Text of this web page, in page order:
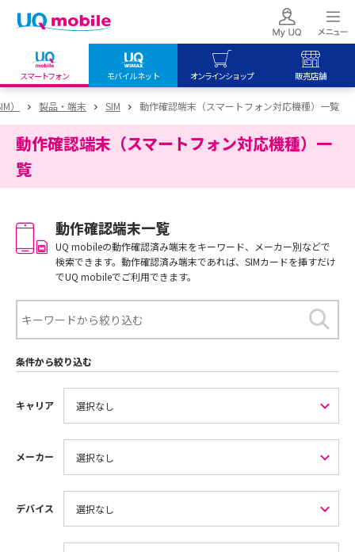
スマートフォン モバイルネット オンラインショップ 販売店舗
my UQ WiMAX
UQ WiMAX ご契約の方
My UQ mobile
データチャージサイト
UQ mobile
オンラインショップ
UQ WiMAX
UQ mobile
販売店舗
UQ WiMAX
） 製品・端末 SIM 動作確認端末（スマートフォン対応機種）一覧
動作確認端末（スマートフォン対応機種）一
覧
動作確認端末一覧
UQ mobileの動作確認済み端末をキーワード、メーカー別などで
検索できます。動作確認済み端末であれば、SIMカードを挿すだけ
でUQ mobileでご利用できます。
条件から絞り込む
キャリア
メーカー
デバイス